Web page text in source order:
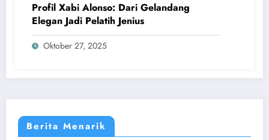
Profil Xabi Alonso: Dari Gelandang
Elegan Jadi Pelatih Jenius
Oktober 27, 2025
Berita Menarik